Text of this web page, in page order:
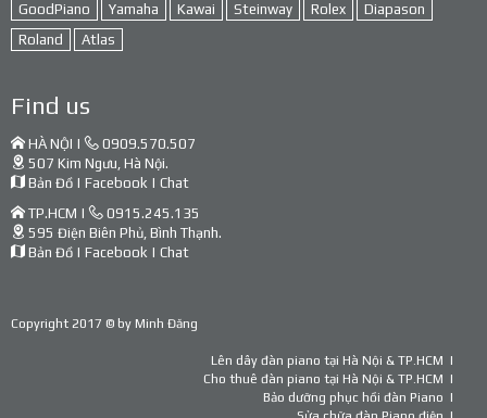
GoodPiano
Yamaha Kawai Steinway Rolex
Diapason
Roland
Atlas
Find us
HÀ NỘI |
0909.570.507
507 Kim Ngưu, Hà Nội.
Bản Đồ | Facebook | Chat
TP.HCM |
0915.245.135
595 Điện Biên Phủ, Bình Thạnh.
Bản Đồ | Facebook | Chat
Copyright 2017 © by Minh Đăng
Lên dây đàn piano tại Hà Nội & TP.HCM
Cho thuê đàn piano tại Hà Nội & TP.HCM
Bảo dưỡng phục hồi đàn Piano